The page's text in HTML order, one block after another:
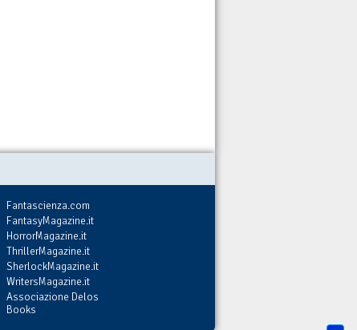
Fantascienza.com
FantasyMagazine.it
HorrorMagazine.it
ThrillerMagazine.it
SherlockMagazine.it
WritersMagazine.it
Associazione Delos
Books